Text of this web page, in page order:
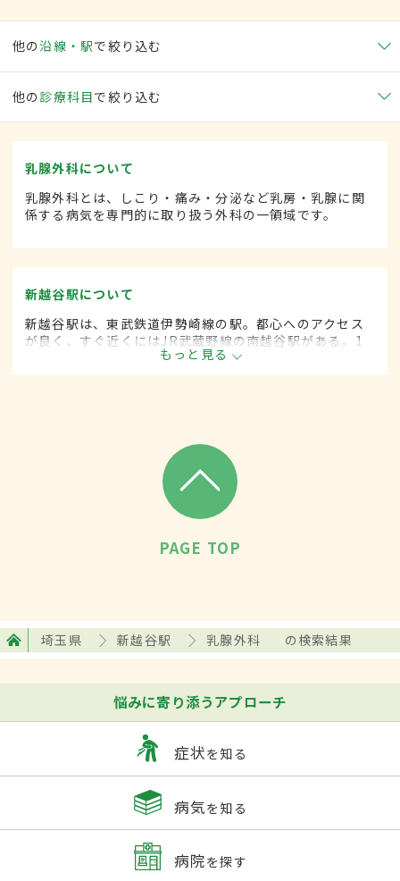
他の沿線・駅で絞り込む
他の 診療科目で絞り込む
乳腺外科について
乳腺外科とは、しこり・痛み・分泌など乳房・乳腺に関
係する病気を専門的に取り扱う外科の一領域です。
新越谷駅について
新越谷駅は、東武鉄道伊勢崎線の駅。都心へのアクセス
が良く、すぐ近くにはJR武蔵野線の南越谷駅がある。1
日の平均乗降客は15万人近く、東武鉄道伊勢崎線の中で
は第2位。駅周辺には飲食店が多く見られ、近くに大学病
もっと見る
PAGE TOP
埼玉県 新越谷駅 乳腺外科 の検索結果
悩みに寄り添うアプローチ
症状を知る
病気を知る
病院を探す